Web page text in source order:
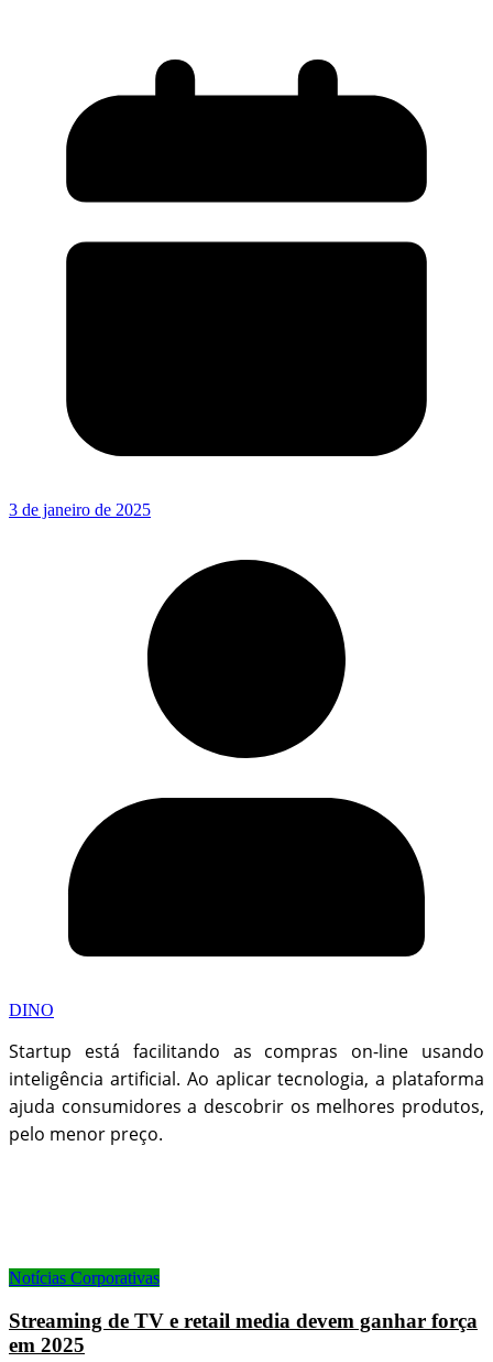
3 de janeiro de 2025
DINO
Startup está facilitando as compras on-line usando
inteligência artificial. Ao aplicar tecnologia, a plataforma
ajuda consumidores a descobrir os melhores produtos,
pelo menor preço.
Notícias Corporativas
Streaming de TV e retail media devem ganhar força
em 2025